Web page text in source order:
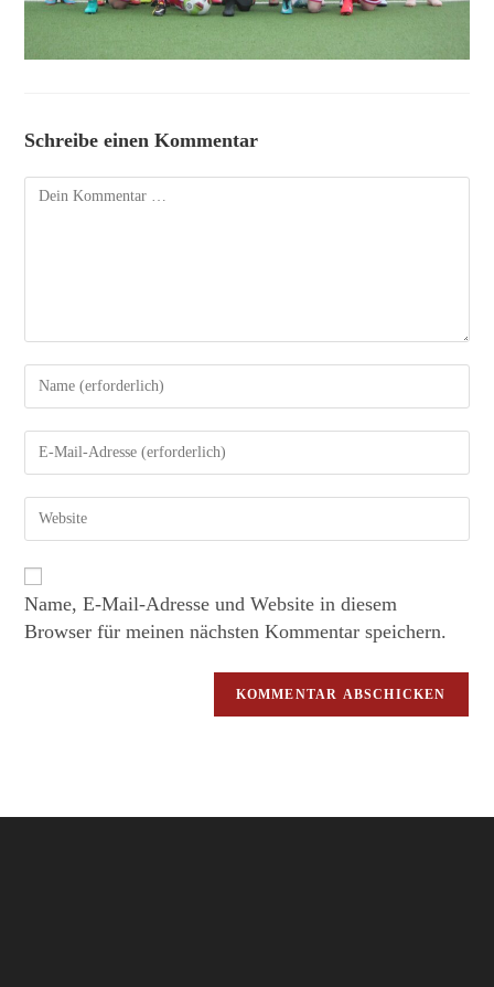
Schreibe einen Kommentar
Name, E-Mail-Adresse und Website in diesem
Browser für meinen nächsten Kommentar speichern.